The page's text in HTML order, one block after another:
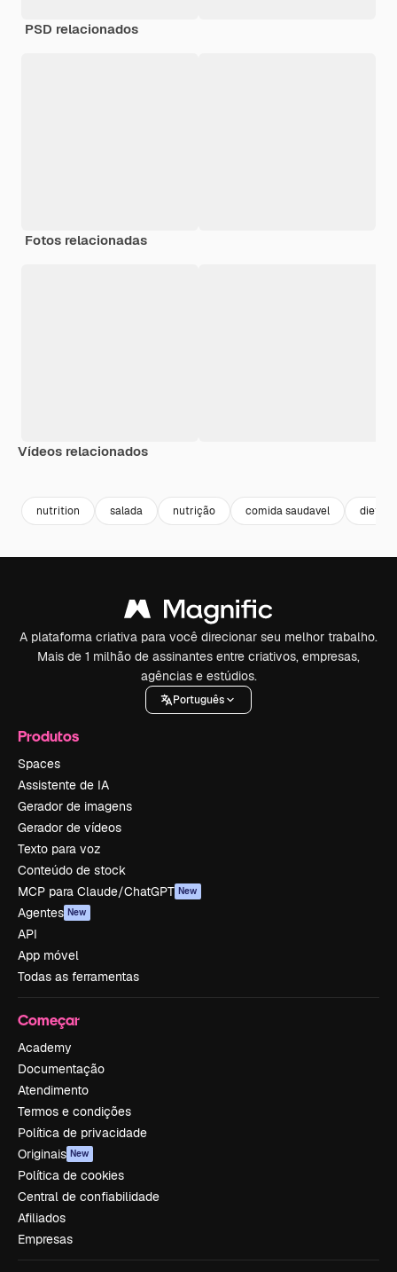
PSD relacionados
Fotos relacionadas
Vídeos relacionados
nutrition salada nutrição comida saudavel dieta
A plataforma criativa para você direcionar seu melhor trabalho.
Mais de 1 milhão de assinantes entre criativos, empresas,
agências e estúdios.
Português
Produtos
Spaces
Assistente de IA
Gerador de imagens
Gerador de vídeos
Texto para voz
Conteúdo de stock
MCP para Claude/ChatGPT New
Agentes New
API
App móvel
Todas as ferramentas
Começar
Academy
Documentação
Atendimento
Termos e condições
Política de privacidade
Originais New
Política de cookies
Central de confiabilidade
Afiliados
Empresas